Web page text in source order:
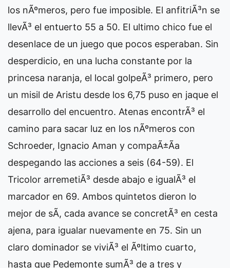
los nÃºmeros, pero fue imposible. El anfitriÃ³n se
llevÃ³ el entuerto 55 a 50. El ultimo chico fue el
desenlace de un juego que pocos esperaban. Sin
desperdicio, en una lucha constante por la
princesa naranja, el local golpeÃ³ primero, pero
un misil de Aristu desde los 6,75 puso en jaque el
desarrollo del encuentro. Atenas encontrÃ³ el
camino para sacar luz en los nÃºmeros con
Schroeder, Ignacio Aman y compaÃ±Ã­a
despegando las acciones a seis (64-59). El
Tricolor arremetiÃ³ desde abajo e igualÃ³ el
marcador en 69. Ambos quintetos dieron lo
mejor de sÃ­, cada avance se concretÃ³ en cesta
ajena, para igualar nuevamente en 75. Sin un
claro dominador se viviÃ³ el Ãºltimo cuarto,
hasta que Pedemonte sumÃ³ de a tres y